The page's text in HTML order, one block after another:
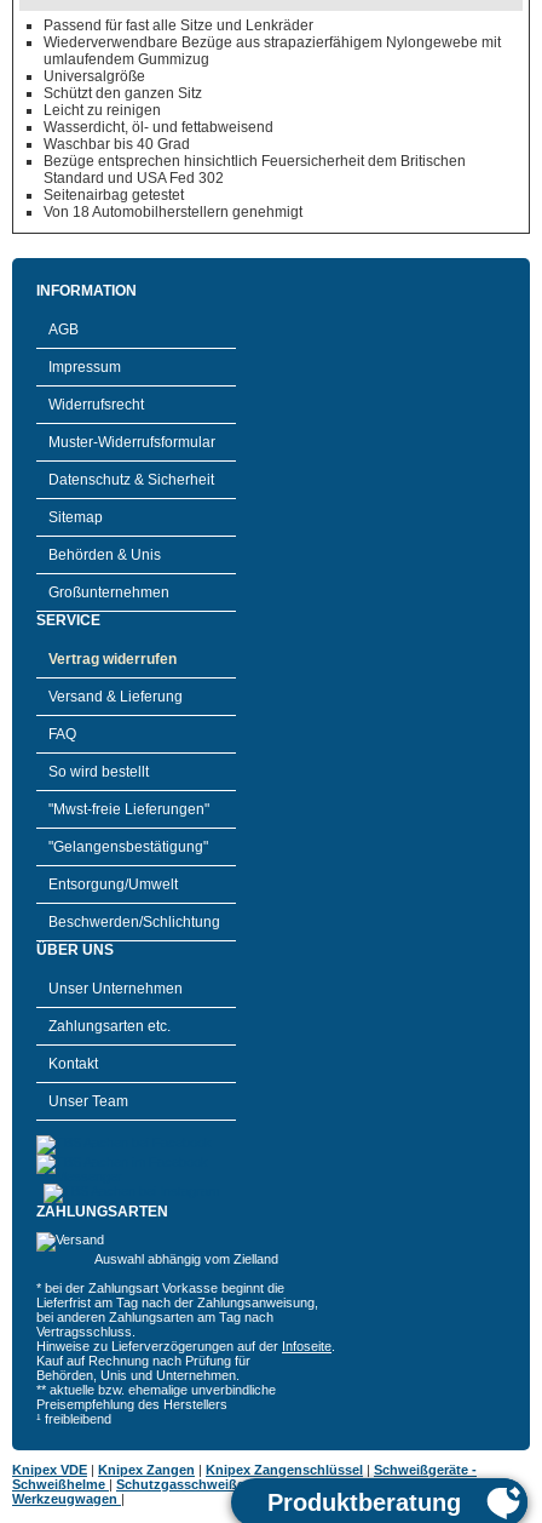
Passend für fast alle Sitze und Lenkräder
Wiederverwendbare Bezüge aus strapazierfähigem Nylongewebe mit
umlaufendem Gummizug
Universalgröße
Schützt den ganzen Sitz
Leicht zu reinigen
Wasserdicht, öl- und fettabweisend
Waschbar bis 40 Grad
Bezüge entsprechen hinsichtlich Feuersicherheit dem Britischen
Standard und USA Fed 302
Seitenairbag getestet
Von 18 Automobilherstellern genehmigt
INFORMATION
AGB
Impressum
Widerrufsrecht
Muster-Widerrufsformular
Datenschutz & Sicherheit
Sitemap
Behörden & Unis
Großunternehmen
SERVICE
Vertrag widerrufen
Versand & Lieferung
FAQ
So wird bestellt
"Mwst-freie Lieferungen"
"Gelangensbestätigung"
Entsorgung/Umwelt
Beschwerden/Schlichtung
ÜBER UNS
Unser Unternehmen
Zahlungsarten etc.
Kontakt
Unser Team
ZAHLUNGSARTEN
Auswahl abhängig vom Zielland
* bei der Zahlungsart Vorkasse beginnt die
Lieferfrist am Tag nach der Zahlungsanweisung,
bei anderen Zahlungsarten am Tag nach
Vertragsschluss.
Hinweise zu Lieferverzögerungen auf der Infoseite
Kauf auf Rechnung nach Prüfung für
Behörden, Unis und Unternehmen.
** aktuelle bzw. ehemalige unverbindliche
Preisempfehlung des Herstellers
¹ freibleibend
Knipex VDE | Knipex Zangen | Knipex Zangenschlüssel | Schweißgeräte -
Schweißhelme | Schutzgasschweißgeräte
Werkzeugwagen |